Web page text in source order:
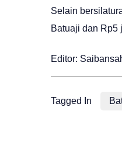
Selain
Batuaji dan Rp5
Editor:
Tagged In